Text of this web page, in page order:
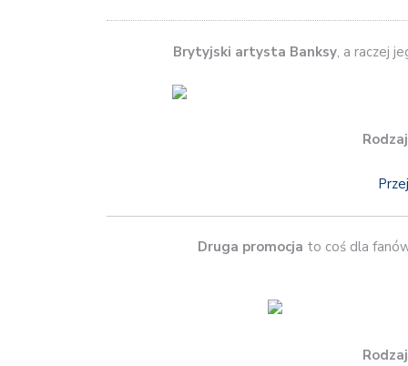
Brytyjski artysta Banksy, a raczej
Druga promocja to coś dla